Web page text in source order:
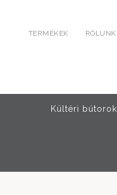
TERMÉKEK RÓLUNK
Kültéri bútorok